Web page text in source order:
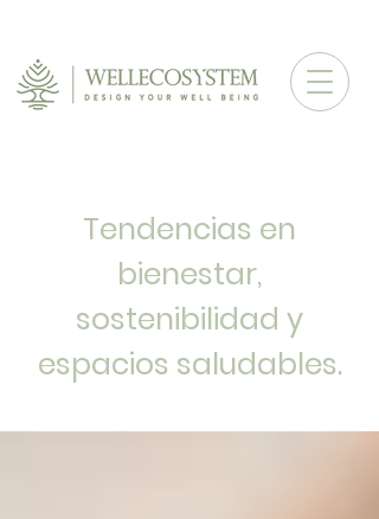
Tendencias en
bienestar,
sostenibilidad y
espacios saludables.